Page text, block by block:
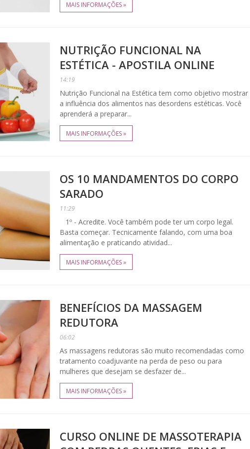
MAIS INFORMAÇÕES »
NUTRIÇÃO FUNCIONAL NA
ESTÉTICA - APOSTILA ONLINE
14:19
Nutrição Funcional na Estética tem como objetivo mostrar
a influência dos alimentos nas desordens estéticas. Você
aprenderá a preparar...
MAIS INFORMAÇÕES »
OS 10 MANDAMENTOS DO CORPO
SARADO
11:29
1º - Acredite. Você também pode ter um corpo legal.
Basta começar. Tecnicamente falando, com uma boa
alimentação e praticando atividad...
MAIS INFORMAÇÕES »
BENEFÍCIOS DA MASSAGEM
REDUTORA
06:02
As massagens redutoras são muito recomendadas como
tratamento coadjuvante na perda de peso ou para
mulheres que desejam se desfazer de...
MAIS INFORMAÇÕES »
CURSO ONLINE DE MASSOTERAPIA